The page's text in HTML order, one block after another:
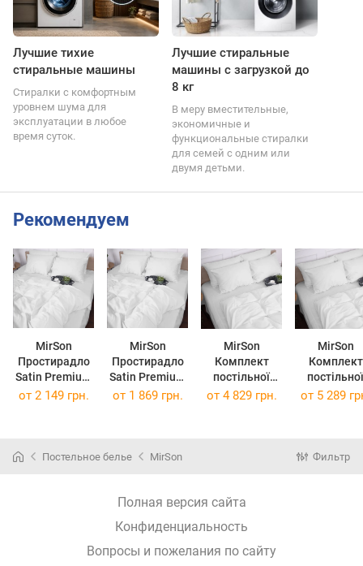
Лучшие тихие
стиральные машины
Стиралки с комфортным
уровнем шума для
эксплуатации в любое
время суток.
Лучшие стиральные
машины с загрузкой до
8 кг
В меру вместительные,
экономичные и
функциональные стиралки
для семей с одним или
двумя детьми.
Рекомендуем
MirSon
Простирадло
Satin Premium
00-0000 Snow
MirSon
Простирадло
Satin Premium
00-0000 Snow
MirSon
Комплект
постільної
білизни Satin
MirSon
Комплект
постільної
білизни Satin
220 см
от 2 149 грн. от 1 869 грн. от 4 829 грн. от 5 289
Постельное белье MirSon Фильтр
Полная версия сайта
Конфиденциальность
Вопросы и пожелания по сайту